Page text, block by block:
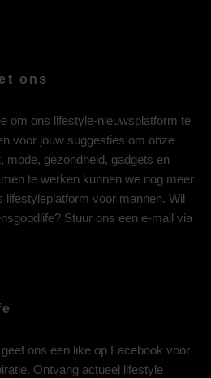
ons
om ons lifestyle-nieuwsplatform te
voor jouw suggesties om onze
mode, gezondheid, gadgets en
te werken kunnen we nog meer
lifestyleplatform voor mannen. Wil
Stuur ons een e-mail via
geef ons een like op Facebook voor
Ontvang actueel lifestyle